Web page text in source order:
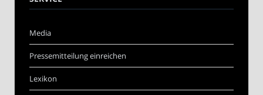
Media
Pressemitteilung einreichen
Lexikon